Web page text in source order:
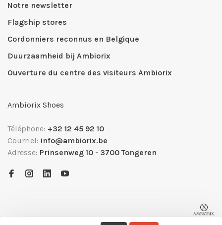
Notre newsletter
Flagship stores
Cordonniers reconnus en Belgique
Duurzaamheid bij Ambiorix
Ouverture du centre des visiteurs Ambiorix
Ambiorix Shoes
Téléphone: +32 12 45 92 10
Courriel: info@ambiorix.be
Adresse: Prinsenweg 10 - 3700 Tongeren